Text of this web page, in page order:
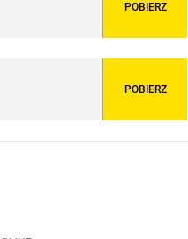
POBIERZ
POBIERZ